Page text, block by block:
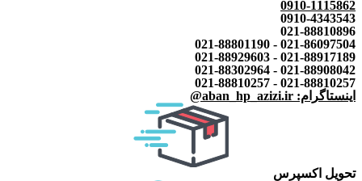
0910-1115862
0910-4343543
021-88810896
021-86097504 - 021-88801190
021-88917189 - 021-88929603
021-88908042 - 021-88302964
021-88810257 - 021-88810257
اینستاگرام: aban_hp_azizi.ir@
تحویل اکسپرس